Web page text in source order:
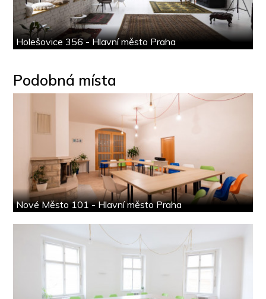
Holešovice 356 - Hlavní město Praha
Podobná místa
Nové Město 101 - Hlavní město Praha